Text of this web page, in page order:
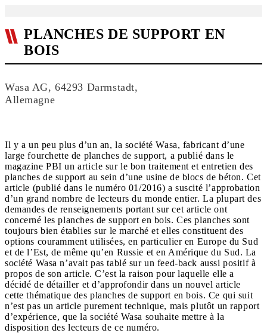
PLANCHES DE SUPPORT EN
BOIS
Wasa AG, 64293 Darmstadt,
Allemagne
Il y a un peu plus d’un an, la société Wasa, fabricant d’une
large fourchette de planches de support, a publié dans le
magazine PBI un article sur le bon traitement et entretien des
planches de support au sein d’une usine de blocs de béton. Cet
article (publié dans le numéro 01/2016) a suscité l’approbation
d’un grand nombre de lecteurs du monde entier. La plupart des
demandes de renseignements portant sur cet article ont
concerné les planches de support en bois. Ces planches sont
toujours bien établies sur le marché et elles constituent des
options couramment utilisées, en particulier en Europe du Sud
et de l’Est, de même qu’en Russie et en Amérique du Sud. La
société Wasa n’avait pas tablé sur un feed-back aussi positif à
propos de son article. C’est la raison pour laquelle elle a
décidé de détailler et d’approfondir dans un nouvel article
cette thématique des planches de support en bois. Ce qui suit
n’est pas un article purement technique, mais plutôt un rapport
d’expérience, que la société Wasa souhaite mettre à la
disposition des lecteurs de ce numéro.